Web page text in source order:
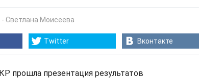
- Светлана Моисеева
Twitter Вконтакте
прошла презентация результатов